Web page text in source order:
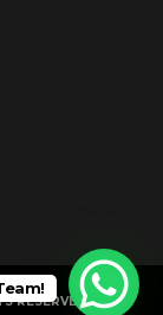
RESERVED